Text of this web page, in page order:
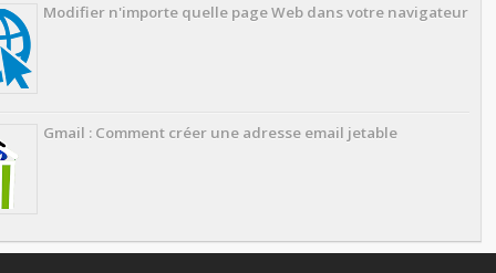
Modifier n'importe quelle page Web dans votre navigateur
Gmail : Comment créer une adresse email jetable